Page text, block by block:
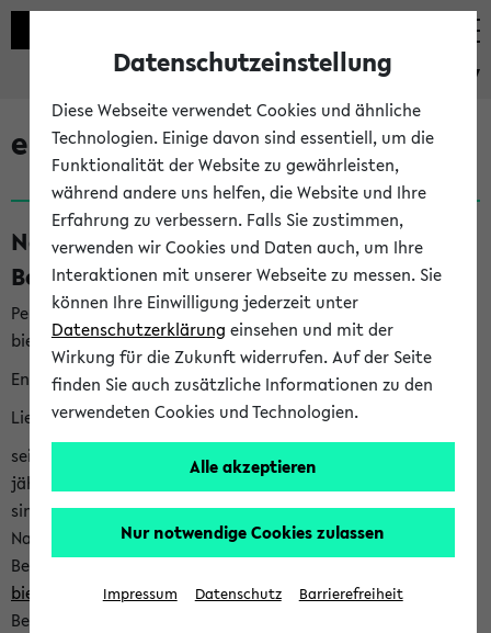
eKVV
eKVV News
Nachhaltigkeitspreis 2026:
Bewerbungsphase gestartet (06.08.26)
Per E-Mail eingestellt von nachhaltigkeitsbuero@uni-
bielefeld.de an den Verteiler 'Alle Studierenden':
English version below
Liebe Studierende,
seit 2023 verleiht das Rektorat der Universität Bielefeld
jährlich den Nachhaltigkeitspreis für Abschlussarbeiten. Sie
sind herzlich eingeladen sich mit Ihrer Abschlussarbeit beim
Nachhaltigkeitsbüro zu bewerben. Bitte nutzen Sie für Ihre
Bewerbung dieses Formular<https://formulare.uni-
bielefeld.de/frontend-server/form/provide/913/>. Die
Bewerbungsfrist endet am 30.09.2026.
Datenschutzeinstellung
Diese Webseite verwendet Cookies und ähnliche
Technologien. Einige davon sind essentiell, um die
Funktionalität der Website zu gewährleisten,
während andere uns helfen, die Website und Ihre
Erfahrung zu verbessern. Falls Sie zustimmen,
verwenden wir Cookies und Daten auch, um Ihre
Interaktionen mit unserer Webseite zu messen. Sie
können Ihre Einwilligung jederzeit unter
Datenschutzerklärung einsehen und mit der
Wirkung für die Zukunft widerrufen. Auf der Seite
finden Sie auch zusätzliche Informationen zu den
verwendeten Cookies und Technologien.
Alle akzeptieren
Nur notwendige Cookies zulassen
Impressum Datenschutz Barrierefreiheit